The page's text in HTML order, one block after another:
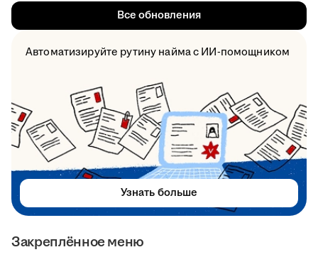
Закреплённое меню
Все обновления
Автоматизируйте рутину найма с ИИ-помощником
Узнать больше